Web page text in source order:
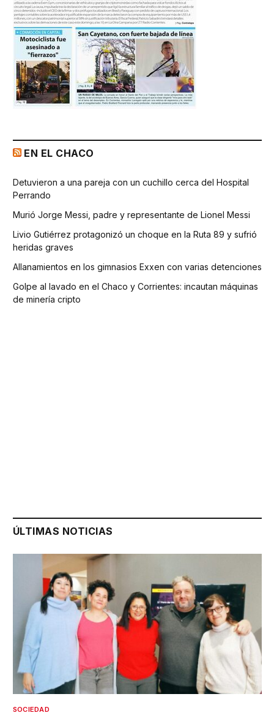
EN EL CHACO
Detuvieron a una pareja con un cuchillo cerca del Hospital
Perrando
Murió Jorge Messi, padre y representante de Lionel Messi
Livio Gutiérrez protagonizó un choque en la Ruta 89 y sufrió
heridas graves
Allanamientos en los gimnasios Exxen con varias detenciones
Golpe al lavado en el Chaco y Corrientes: incautan máquinas
de minería cripto
ÚLTIMAS NOTICIAS
SOCIEDAD